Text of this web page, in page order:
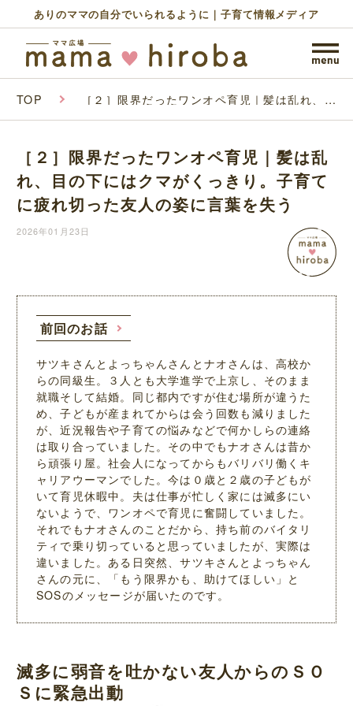
ありのママの自分でいられるように｜子育て情報メディア
TOP ［２］限界だったワンオペ育児｜髪は乱れ、目
友人の姿に言葉を失う
［２］限界だったワンオペ育児｜髪は乱
れ、目の下にはクマがくっきり。子育て
に疲れ切った友人の姿に言葉を失う
2026年01月23日
前回のお話
サツキさんとよっちゃんさんとナオさんは、高校か
らの同級生。３人とも大学進学で上京し、そのまま
就職そして結婚。同じ都内ですが住む場所が違うた
め、子どもが産まれてからは会う回数も減りました
が、近況報告や子育ての悩みなどで何かしらの連絡
は取り合っていました。その中でもナオさんは昔か
ら頑張り屋。社会人になってからもバリバリ働くキ
ャリアウーマンでした。今は０歳と２歳の子どもが
いて育児休暇中。夫は仕事が忙しく家には滅多にい
ないようで、ワンオペで育児に奮闘していました。
それでもナオさんのことだから、持ち前のバイタリ
ティで乗り切っていると思っていましたが、実際は
違いました。ある日突然、サツキさんとよっちゃん
さんの元に、「もう限界かも、助けてほしい」と
SOSのメッセージが届いたのです。
滅多に弱音を吐かない友人からのＳＯ
Ｓに緊急出動